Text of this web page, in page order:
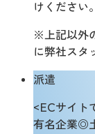
けください。
※上記以外
に弊社スタ
派遣
<ECサイト
有名企業◎